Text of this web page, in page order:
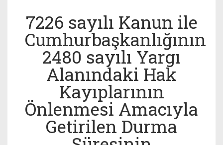
7226 sayılı Kanun ile
Cumhurbaşkanlığının
2480 sayılı Yargı
Alanındaki Hak
Kayıplarının
Önlenmesi Amacıyla
Getirilen Durma